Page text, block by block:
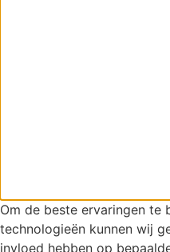
Om de beste ervaringen
technologieën kunnen wij
invloed hebben op